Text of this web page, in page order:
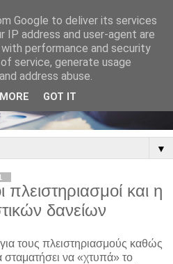
▼
και η
δανείων
τους πλειστηριασμούς καθώς
να «χτυπά» το
Google to deliver its services
IP address and user-agent are
performance and security
service, generate usage
address abuse.
GOT IT